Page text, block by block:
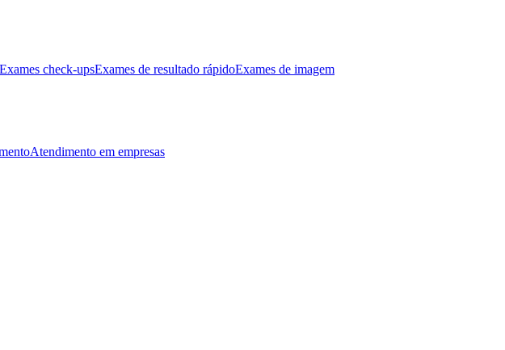
Exames check-upsExames de resultado rápidoExames de imagem
Atendimento em empresas